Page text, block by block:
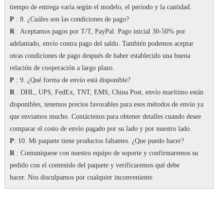
tiempo de entrega varía según el modelo, el período y la cantidad.
P : 8. ¿Cuáles son las condiciones de pago?
R: Aceptamos pagos por T/T, PayPal. Pago inicial 30-50% por
adelantado, envío contra pago del saldo. También podemos aceptar
otras condiciones de pago después de haber establecido una buena
relación de cooperación a largo plazo.
P : 9. ¿Qué forma de envío está disponible?
R: DHL, UPS, FedEx, TNT, EMS, China Post, envío marítimo están
disponibles, tenemos precios favorables para esos métodos de envío ya
que enviamos mucho. Contáctenos para obtener detalles cuando desee
comparar el costo de envío pagado por su lado y por nuestro lado.
P: 10. Mi paquete tiene productos faltantes. ¿Que puedo hacer?
R: Comuníquese con nuestro equipo de soporte y confirmaremos su
pedido con el contenido del paquete y verificaremos qué debe
hacer. Nos disculpamos por cualquier inconveniente.